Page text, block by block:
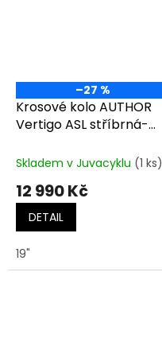
–27 %
Krosové kolo AUTHOR
Vertigo ASL stříbrná-
Skladem v Juvacyklu (1 ks)
12 990 Kč
DETAIL
19"